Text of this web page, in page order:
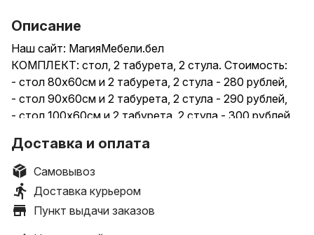
Описание
Наш сайт: МагияМебели.бел
КОМПЛЕКТ: стол, 2 табурета, 2 стула. Стоимость:
- стол 80х60см и 2 табурета, 2 стула - 280 рублей,
- стол 90х60см и 2 табурета, 2 стула - 290 рублей,
- стол 100х60см и 2 табурета, 2 стула - 300 рублей,
**Комплекты со стульями с узором +10 рублей к
стоимости.
Доставка по РБ. Стоимость доставки уточняйте.
Осуществляется транспортными компаниями.
Доставка и оплата
Самовывоз
Доставка курьером
Пункт выдачи заказов